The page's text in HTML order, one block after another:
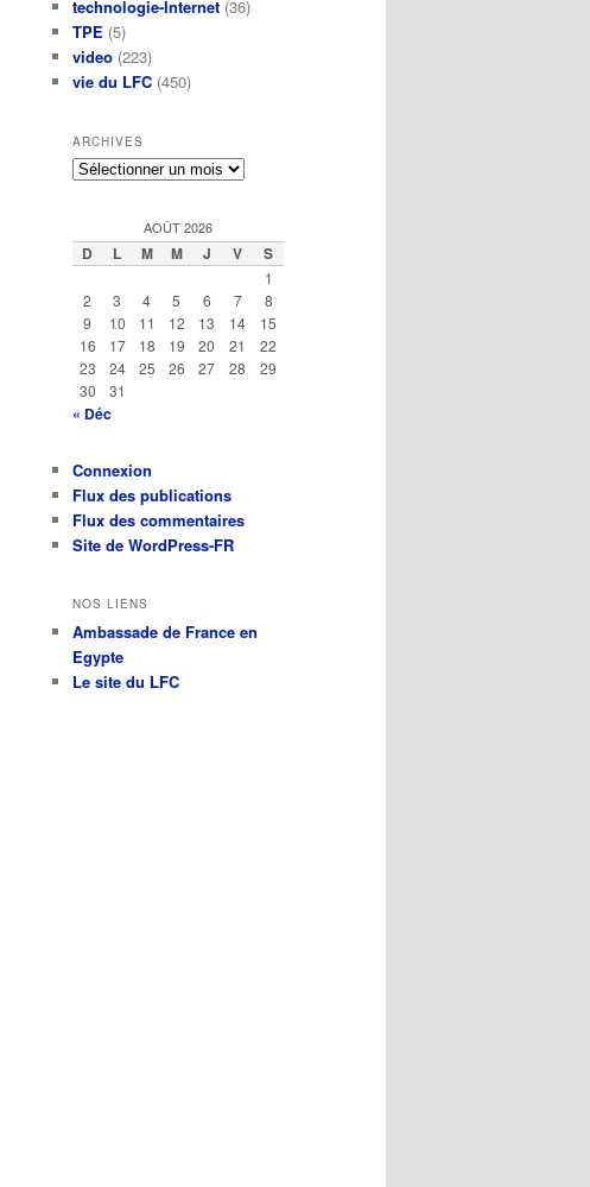
technologie-Internet (36)
TPE (5)
video (223)
vie du LFC (450)
ARCHIVES
Archives
AOÛT 2026
D L M M J V S
1
2
3 4 5 6 7
8
9
10 11 12 13 14
15
16
17 18 19 20 21
22
23
24 25 26 27 28
29
30
31
« Déc
Connexion
Flux des publications
Flux des commentaires
Site de WordPress-FR
NOS LIENS
Ambassade de France en
Egypte
Le site du LFC